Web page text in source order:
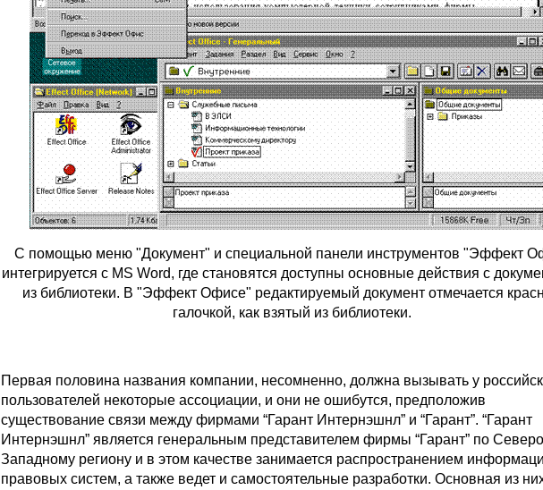
С помощью меню "Документ" и специальной панели инструментов "Эффект
интегрируется с MS Word, где становятся доступны основные действия с
из библиотеки. В "Эффект Офисе" редактируемый документ отмечается
галочкой, как взятый из библиотеки.
Первая половина названия компании, несомненно, должна вызывать у
пользователей некоторые ассоциации, и они не ошибутся, предположив
существование связи между фирмами “Гарант Интернэшнл” и “Гарант”. “Гарант
Интернэшнл” является генеральным представителем фирмы “Гарант” по
Западному региону и в этом качестве занимается распространением
правовых систем, а также ведет и самостоятельные разработки. Основная из